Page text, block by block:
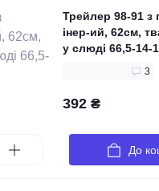
Трейлер 98-91 з
інер-ий, 62см,
у слюді 66,5-14-
3
392 ₴
До